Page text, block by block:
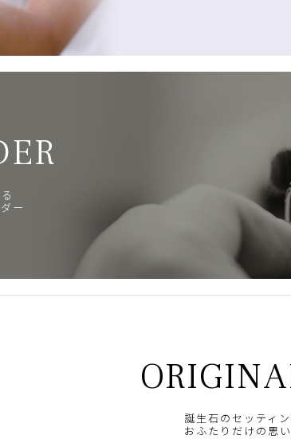
ー
誕生石のセッティ
おふたりだけの思